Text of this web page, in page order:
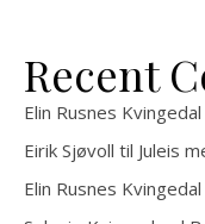
Recent
Elin Rusnes Kvingedal
Eirik Sjøvoll til Juleis
Elin Rusnes Kvingedal